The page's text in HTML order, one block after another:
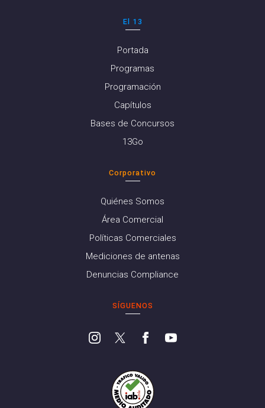
El 13
Portada
Programas
Programación
Capítulos
Bases de Concursos
13Go
Corporativo
Quiénes Somos
Área Comercial
Políticas Comerciales
Mediciones de antenas
Denuncias Compliance
SÍGUENOS